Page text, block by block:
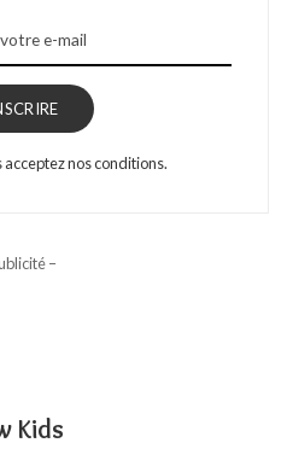
acceptez nos conditions.
–
Kids